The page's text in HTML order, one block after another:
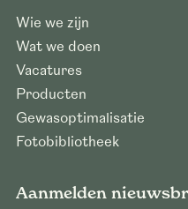
Wie we zijn
Wat we doen
Vacatures
Producten
Gewasoptimalisatie
Fotobibliotheek
Aanmelden